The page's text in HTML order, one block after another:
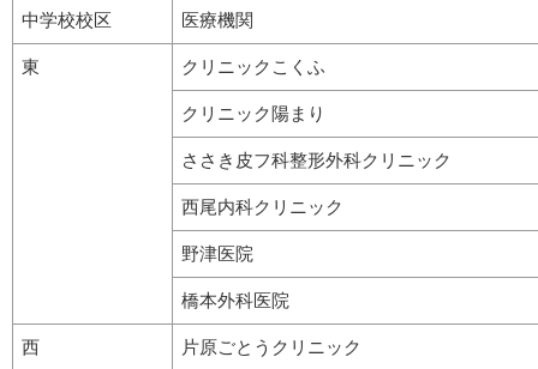
中学校校区 医療機関
東 クリニックこくふ
クリニック陽まり
ささき皮フ科整形外科クリニック
西尾内科クリニック
野津医院
橋本外科医院
西 片原ごとうクリニック